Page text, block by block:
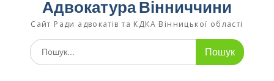
Адвокатура Вінниччини
Сайт Ради адвокатів та КДКА Вінницької області
Шукати: